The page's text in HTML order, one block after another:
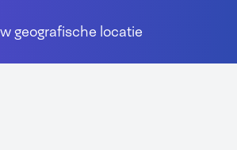
geografische locatie